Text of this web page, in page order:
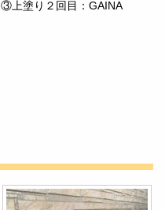
③上塗り２回目：GAINA